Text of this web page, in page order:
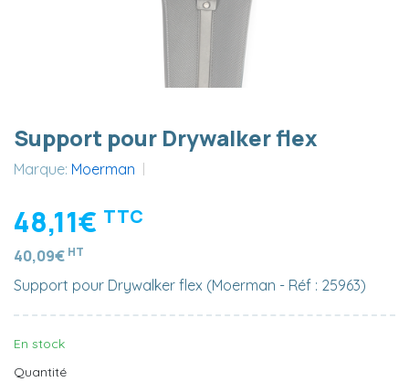
Support pour Drywalker flex
Marque: Moerman
48,11€ TTC
40,09€ HT
Support pour Drywalker flex (Moerman - Réf : 25963)
En stock
Quantité